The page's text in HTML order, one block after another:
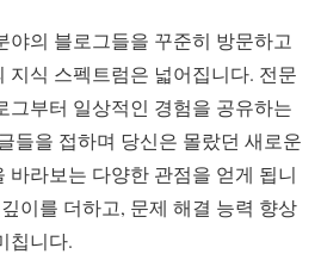
야의 블로그들을 꾸준히 방문하고
지식 스펙트럼은 넓어집니다. 전문
그부터 일상적인 경험을 공유하는
들을 접하며 당신은 몰랐던 새로운
바라보는 다양한 관점을 얻게 됩니
이를 더하고, 문제 해결 능력 향상
칩니다.